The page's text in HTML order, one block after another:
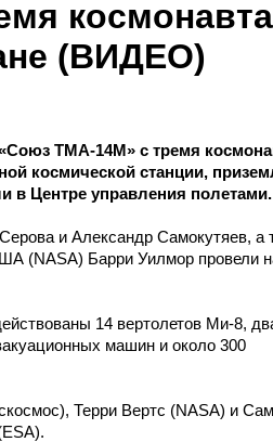
(ВИДЕО)
ТМА-14М» с тремя
космической станции,
в Центре управления полетами.
и Александр Самокутяев, а
(NASA) Барри Уилмор провели
14 вертолетов Ми-8,
машин и около 300
Терри Вертс (NASA) и